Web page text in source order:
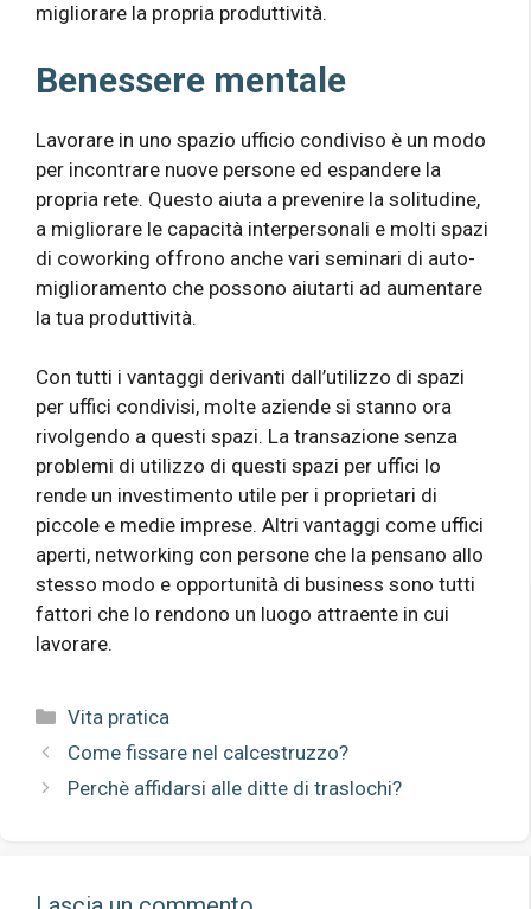
migliorare la propria produttività.
Benessere mentale
Lavorare in uno spazio ufficio condiviso è un modo
per incontrare nuove persone ed espandere la
propria rete. Questo aiuta a prevenire la solitudine,
a migliorare le capacità interpersonali e molti spazi
di coworking offrono anche vari seminari di auto-
miglioramento che possono aiutarti ad aumentare
la tua produttività.
Con tutti i vantaggi derivanti dall’utilizzo di spazi
per uffici condivisi, molte aziende si stanno ora
rivolgendo a questi spazi. La transazione senza
problemi di utilizzo di questi spazi per uffici lo
rende un investimento utile per i proprietari di
piccole e medie imprese. Altri vantaggi come uffici
aperti, networking con persone che la pensano allo
stesso modo e opportunità di business sono tutti
fattori che lo rendono un luogo attraente in cui
lavorare.
Categorie
Vita pratica
Come fissare nel calcestruzzo?
Perchè affidarsi alle ditte di traslochi?